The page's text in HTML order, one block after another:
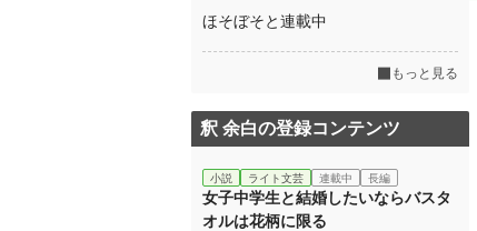
ほそぼそと連載中
もっと見る
釈 余白の登録コンテンツ
小説 ライト文芸 連載中 長編
女子中学生と結婚したいならバスタ
オルは花柄に限る